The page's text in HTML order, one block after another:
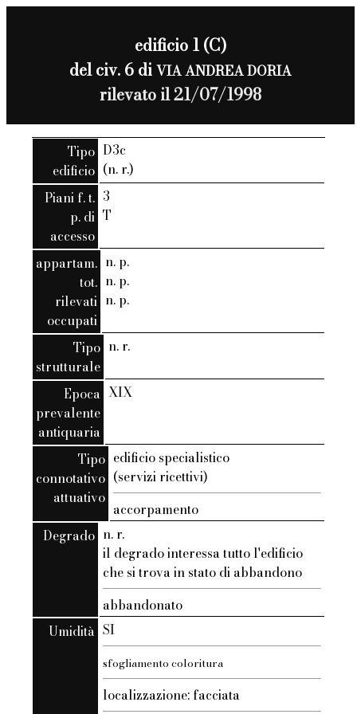
edificio 1 (C)
del civ. 6 diVIA ANDREA DORIA
rilevato il 21/07/1998
Tipo
edificio
D3c
(n. r.)
Piani f. t.
p. di
accesso
3
T
appartam.
tot.
rilevati
occupati
n. p.
n. p.
n. p.
Tipo
strutturale
n. r.
Epoca
prevalente
antiquaria
XIX
Tipo
connotativo
attuativo
edificio specialistico
(servizi ricettivi)
accorpamento
Degrado n. r.
il degrado interessa tutto l'edificio
che si trova in stato di abbandono
abbandonato
Umidità SI
sfogliamento coloritura
localizzazione: facciata